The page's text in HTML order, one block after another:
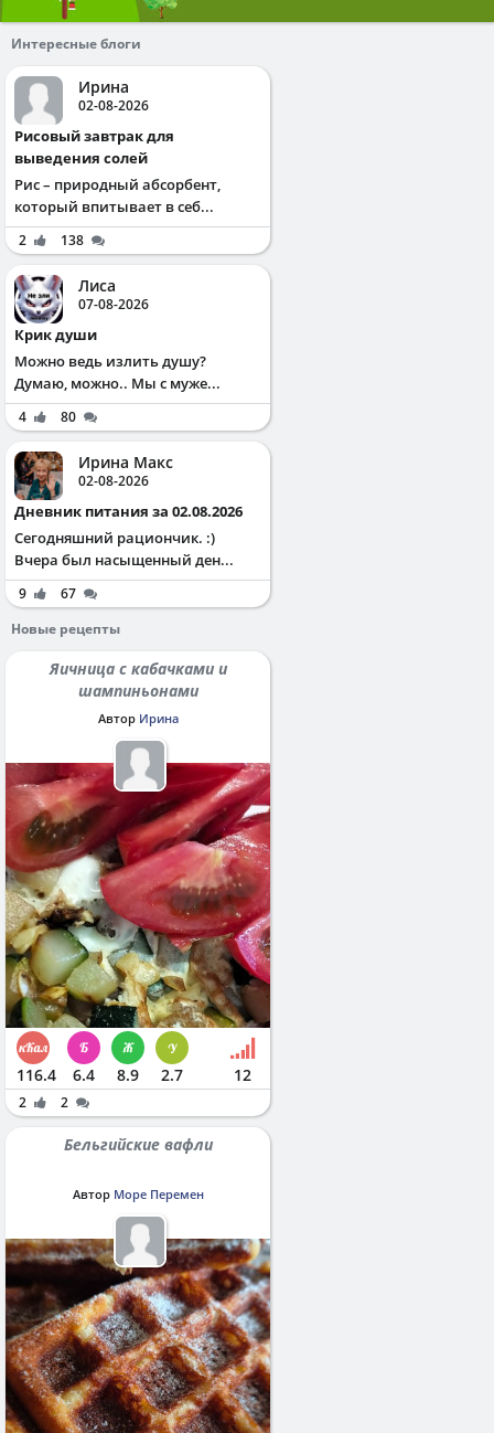
Интересные блоги
Ирина
02-08-2026
Рисовый завтрак для
выведения солей
Рис – природный абсорбент,
который впитывает в себ...
2 138
Лиса
07-08-2026
Крик души
Можно ведь излить душу?
Думаю, можно.. Мы с муже...
4 80
Ирина Макс
02-08-2026
Дневник питания за 02.08.2026
Сегодняшний рациончик. :)
Вчера был насыщенный ден...
9
67
Новые рецепты
Яичница с кабачками и
шампиньонами
Автор Ирина
116.4 6.4 8.9 2.7 12
2 2
Бельгийские вафли
Автор Море Перемен